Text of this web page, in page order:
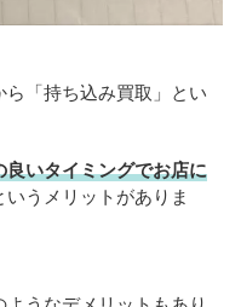
「持ち込み買取」とい
良いタイミングでお店に
いうメリットがありま